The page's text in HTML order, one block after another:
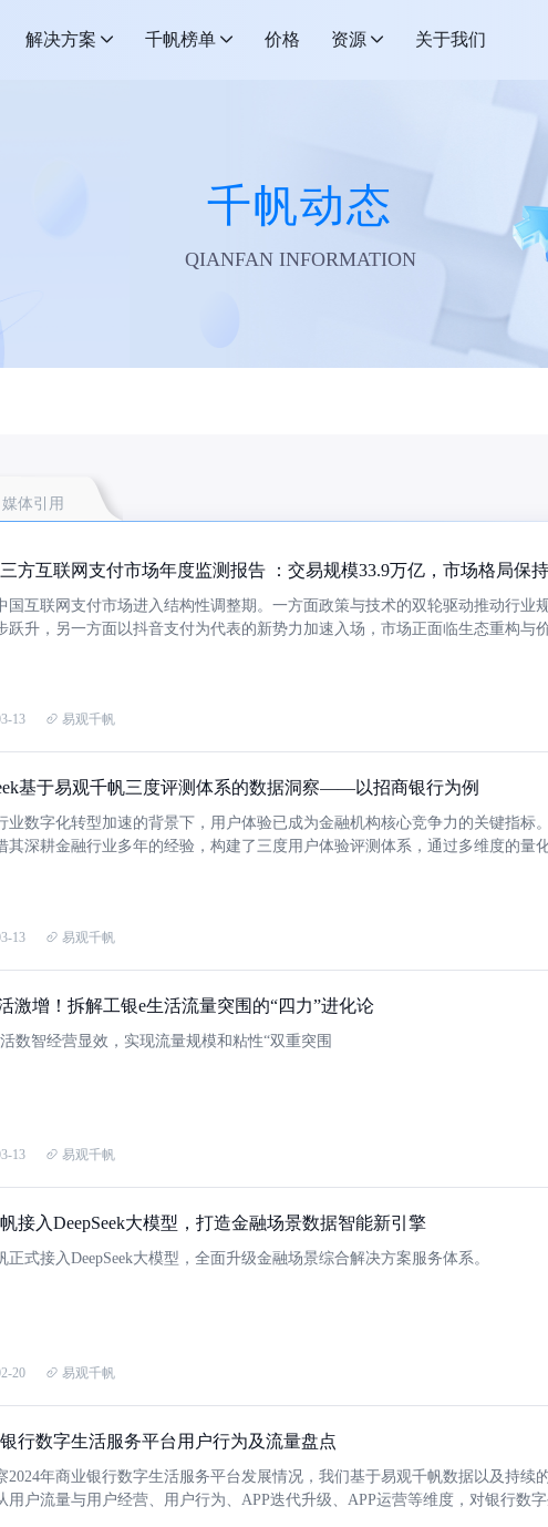
解决方案 千帆榜单 价格 资源 关于我们
千帆动态
QIANFAN INFORMATION
媒体引用
方互联网支付市场年度监测报告 ：交易规模33.9万亿，市场格局保
国互联网支付市场进入结构性调整期。一方面政策与技术的双轮驱动推动行业
跃升，另一方面以抖音支付为代表的新势力加速入场，市场正面临生态重构与
13 易观千帆
基于易观千帆三度评测体系的数据洞察——以招商银行为例
业数字化转型加速的背景下，用户体验已成为金融机构核心竞争力的关键指标
其深耕金融行业多年的经验，构建了三度用户体验评测体系，通过多维度的量
13 易观千帆
激增！拆解工银e生活流量突围的“四力”进化论
数智经营显效，实现流量规模和粘性“双重突围
13 易观千帆
接入DeepSeek大模型，打造金融场景数据智能新引擎
正式接入DeepSeek大模型，全面升级金融场景综合解决方案服务体系。
20 易观千帆
银行数字生活服务平台用户行为及流量盘点
2024年商业银行数字生活服务平台发展情况，我们基于易观千帆数据以及持续
用户流量与用户经营、用户行为、APP迭代升级、APP运营等维度，对银行数字